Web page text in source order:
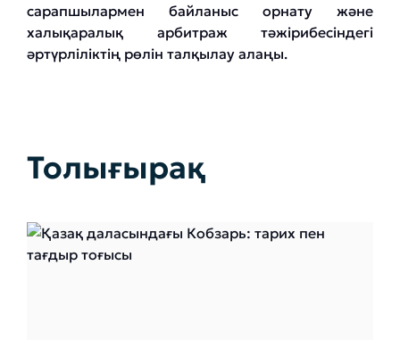
сарапшылармен байланыс орнату және
халықаралық арбитраж тәжірибесіндегі
әртүрліліктің рөлін талқылау алаңы.
Толығырақ